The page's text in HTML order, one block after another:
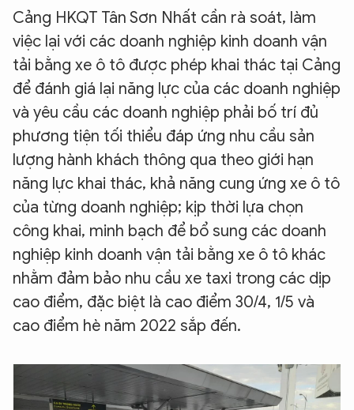
Cảng HKQT Tân Sơn Nhất cần rà soát, làm
việc lại với các doanh nghiệp kinh doanh vận
tải bằng xe ô tô được phép khai thác tại Cảng
để đánh giá lại năng lực của các doanh nghiệp
và yêu cầu các doanh nghiệp phải bố trí đủ
phương tiện tối thiểu đáp ứng nhu cầu sản
lượng hành khách thông qua theo giới hạn
năng lực khai thác, khả năng cung ứng xe ô tô
của từng doanh nghiệp; kịp thời lựa chọn
công khai, minh bạch để bổ sung các doanh
nghiệp kinh doanh vận tải bằng xe ô tô khác
nhằm đảm bảo nhu cầu xe taxi trong các dịp
cao điểm, đặc biệt là cao điểm 30/4, 1/5 và
cao điểm hè năm 2022 sắp đến.